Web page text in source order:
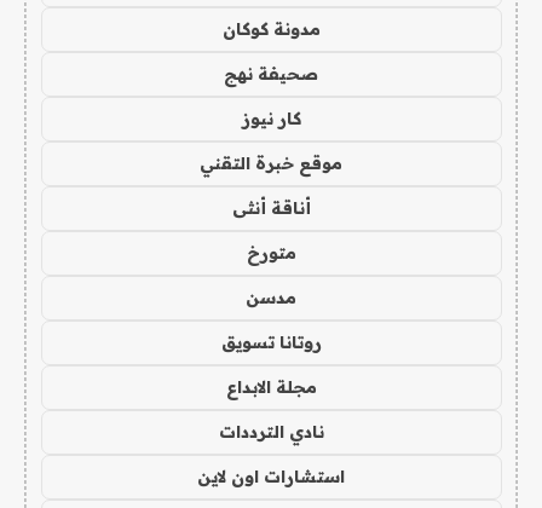
مدونة كوكان
صحيفة نهج
كار نيوز
موقع خبرة التقني
أناقة أنثى
متورخ
مدسن
روتانا تسويق
مجلة الابداع
نادي الترددات
استشارات اون لاين